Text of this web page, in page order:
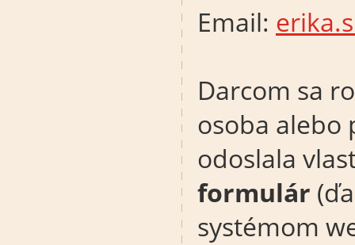
Email:
Darcom sa
osoba alebo
odoslala
formulár
systémom